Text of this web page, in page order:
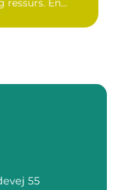
En...